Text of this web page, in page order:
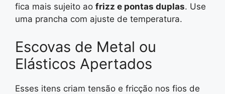
fica mais sujeito ao frizz e pontas duplas. Use
uma prancha com ajuste de temperatura.
Escovas de Metal ou
Elásticos Apertados
Esses itens criam tensão e fricção nos fios de